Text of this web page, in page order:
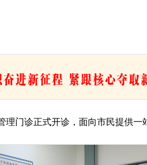
理门诊正式开诊，面向市民提供一